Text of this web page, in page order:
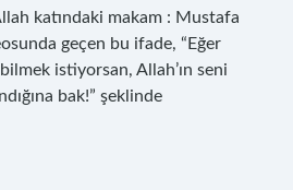
katındaki makam : Mustafa
geçen bu ifade, “Eğer
istiyorsan, Allah’ın seni
bak!” şeklinde